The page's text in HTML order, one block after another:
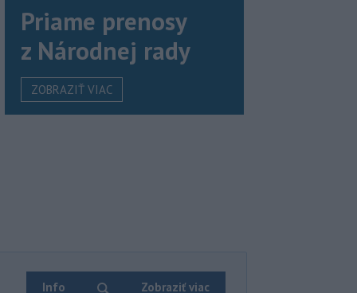
Priame prenosy
z Národnej rady
ZOBRAZIŤ VIAC
Info Zobraziť viac